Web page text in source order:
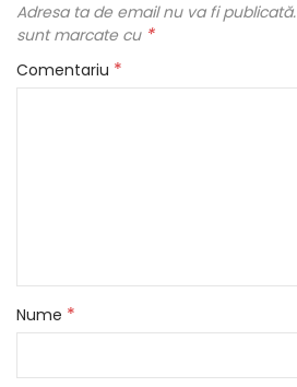
Adresa ta de email nu va fi publicată.
sunt marcate cu *
Comentariu *
Nume *